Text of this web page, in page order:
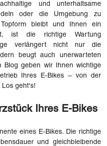
und unterhaltsame
oder die Umgebung zu
bleibt und Ihnen ein
ist die richtige Wartung
verlängert nicht nur die
beugt auch unerwarteten
Blog geben wir Ihnen wichtige
Ihres E-Bikes – von der
Los geht's!
Ihres E-Bikes
eines E-Bikes. Die richtige
und gleichbleibende